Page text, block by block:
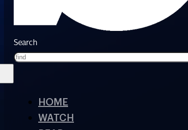
Search
HOME
WATCH